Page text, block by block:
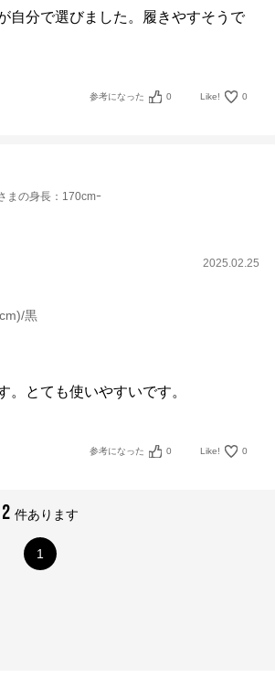
自分で選びました。履きやすそうで
参考になった 0 Like! 0
まの身長 ： 170cmｰ
2025.02.25
黒
。とても使いやすいです。
参考になった 0 Like! 0
2 件あります
1